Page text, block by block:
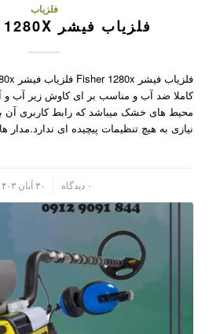
فلزیاب
فلزیاب فیشر FISHER 1280X
کاملا ضد آب و مناسب بر ای کاوش زیر آب
محیط های خشک میباشد که رابط کاربری آن
نیازی به هیچ تنظیمات پیچیده ای ندارد.مدار
۰ دیدگاه ۳۰ آبان ۱۴۰۳